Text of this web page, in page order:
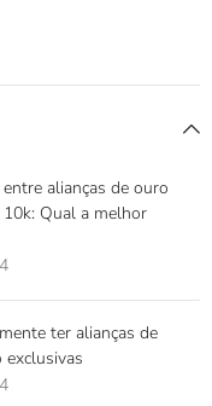
entre alianças de ouro
Qual a melhor
ter alianças de
exclusivas